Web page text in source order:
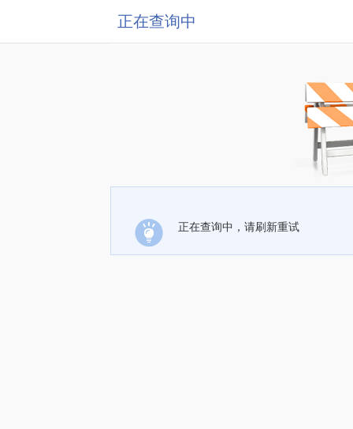
正在查询中
正在查询中，请刷新重试